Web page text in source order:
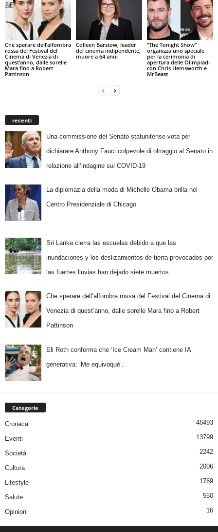
Che sperare dell’alfombra
rossa del Festival del
Cinema di Venezia di
quest’anno, dalle sorelle
Mara fino a Robert
Pattinson
Colleen Barstow, leader
del cinema indipendente,
muore a 64 anni
“The Tonight Show”
organizza uno speciale
per la cerimonia di
apertura delle Olimpiadi
con Chris Hemsworth e
MrBeast
recenti
Una commissione del Senato statunitense vota per
dichiarare Anthony Fauci colpevole di oltraggio al Senato in
relazione all’indagine sul COVID-19
La diplomazia della moda di Michelle Obama brilla nel
Centro Presidenziale di Chicago
Sri Lanka cierra las escuelas debido a que las
inundaciones y los deslizamientos de tierra provocados por
las fuertes lluvias han dejado siete muertos
Che sperare dell’alfombra rossa del Festival del Cinema di
Venezia di quest’anno, dalle sorelle Mara fino a Robert
Pattinson
Eli Roth conferma che ‘Ice Cream Man’ contiene IA
generativa: ‘Me equivoqué’.
Categorie
Cronaca 48493
Eventi 13799
Società 2242
Cultura 2006
Lifestyle 1769
Salute 550
Opinioni 16